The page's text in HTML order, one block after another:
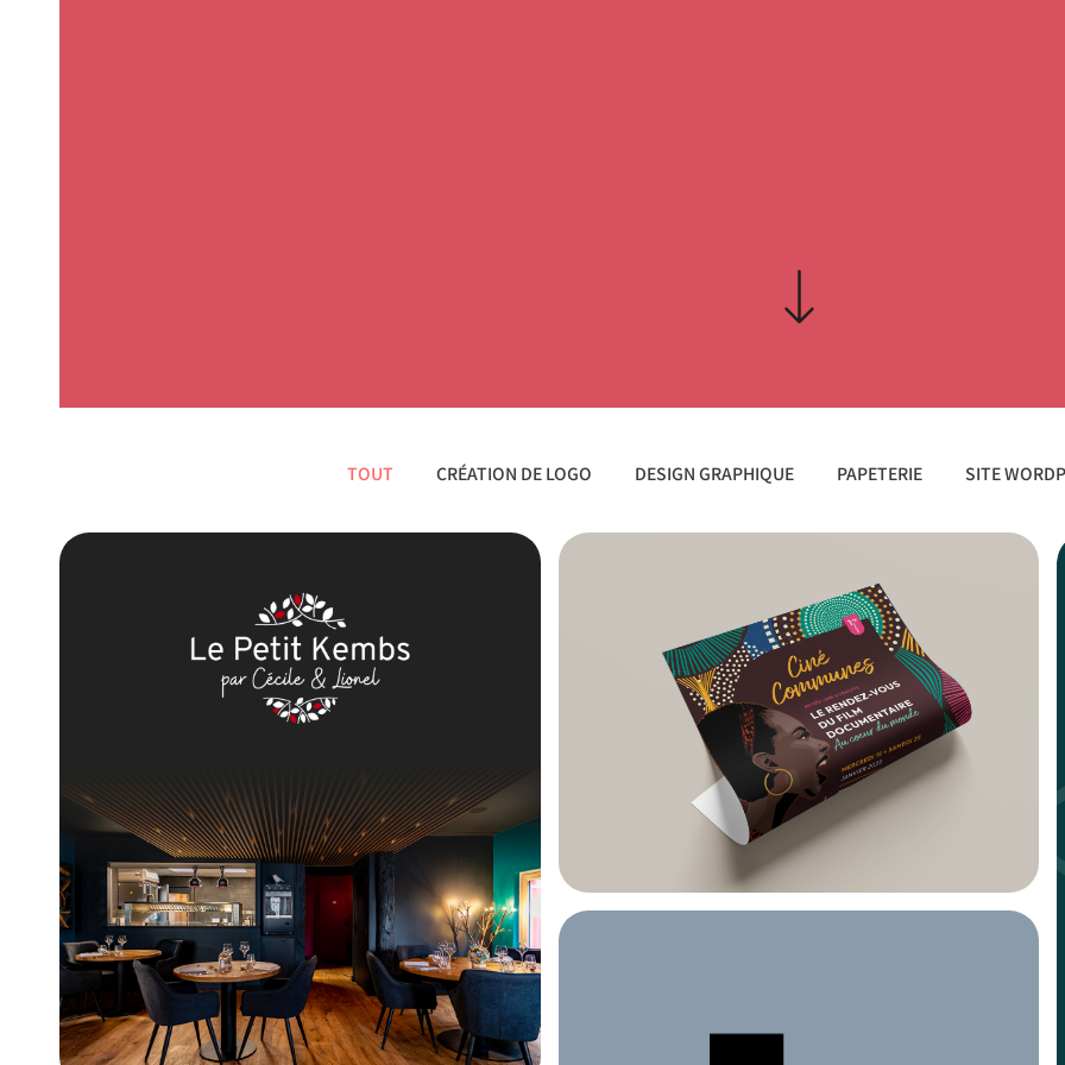
TOUT CRÉATION DE LOGO DESIGN GRAPHIQUE PAPETERIE SITE